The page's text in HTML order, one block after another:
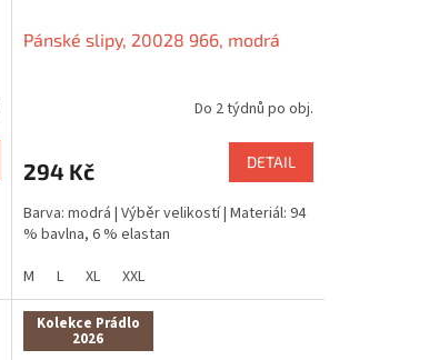
Pánské slipy, 20028 966, modrá
Do 2 týdnů po obj.
294 Kč DETAIL
Barva: modrá | Výběr velikostí | Materiál: 94
% bavlna, 6 % elastan
M
L XL XXL
Kolekce Prádlo
2026